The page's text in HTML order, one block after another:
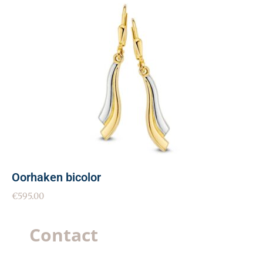
Oorhaken bicolor
€595.00
Contact